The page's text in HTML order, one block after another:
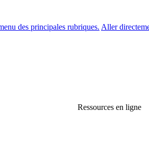
des principales rubriques. Aller
Ressources en ligne